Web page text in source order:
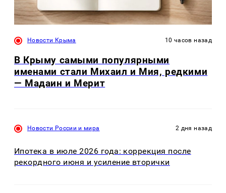
Новости Крыма 10 часов назад
В Крыму самыми популярными
именами стали Михаил и Мия, редкими
— Мадаин и Мерит
Новости России и мира 2 дня назад
Ипотека в июле 2026 года: коррекция после
рекордного июня и усиление вторички